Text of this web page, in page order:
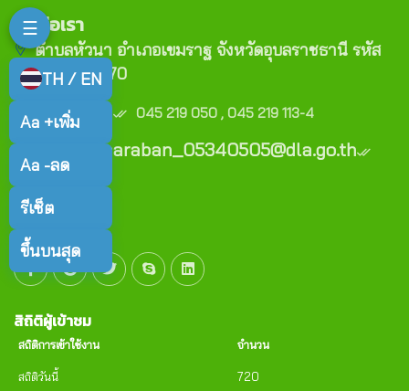
☰
TH / EN
Aa +เพิ่ม
Aa -ลด
รีเซ็ต
ขึ้นบนสุด
ติดต่อเรา
ตำบลหัวนา อำเภอเขมราฐ จังหวัดอุบลราชธานี รหัส
ไปรษณีย์ 34170
เบอร์โทร : 045 219 050 , 045 219 113-4
E-mail : saraban_05340505@dla.go.th
Copyright (c)
สิถิติผู้เข้าชม
สถิติการเข้าใช้งาน จำนวน
สถิติวันนี้ 720